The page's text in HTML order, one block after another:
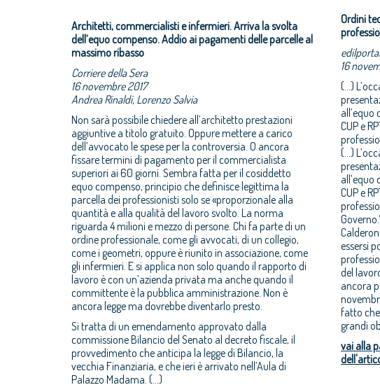
Architetti, commercialisti e infermieri. Arriva la svolta
dell’equo compenso. Addio ai pagamenti delle parcelle al
massimo ribasso
Corriere della Sera
16 novembre 2017
Andrea Rinaldi, Lorenzo Salvia
Non sarà possibile chiedere all’architetto prestazioni
aggiuntive a titolo gratuito. Oppure mettere a carico
dell’avvocato le spese per la controversia. O ancora
fissare termini di pagamento per il commercialista
superiori ai 60 giorni. Sembra fatta per il cosiddetto
equo compenso, principio che definisce legittima la
parcella dei professionisti solo se «proporzionale alla
quantità e alla qualità del lavoro svolto. La norma
riguarda 4 milioni e mezzo di persone. Chi fa parte di un
ordine professionale, come gli avvocati, di un collegio,
come i geometri, oppure è riunito in associazione, come
gli infermieri. E si applica non solo quando il rapporto di
lavoro è con un’azienda privata ma anche quando il
committente è la pubblica amministrazione. Non è
ancora legge ma dovrebbe diventarlo presto.
Si tratta di un emendamento approvato dalla
commissione Bilancio del Senato al decreto fiscale, il
provvedimento che anticipa la legge di Bilancio, la
vecchia Finanziaria, e che ieri è arrivato nell’Aula di
Palazzo Madama. (...)
Ordini
16
(...)
CUP e
(...)
CUP e
essersi
del
ancora
fatto
grandi
vai alla